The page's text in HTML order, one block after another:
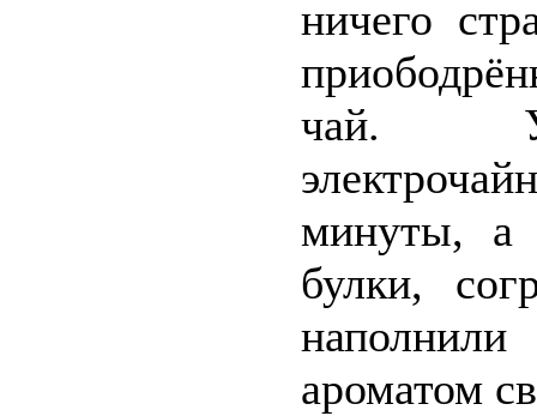
ничего
чай.
минуты, а
булки,
ароматом